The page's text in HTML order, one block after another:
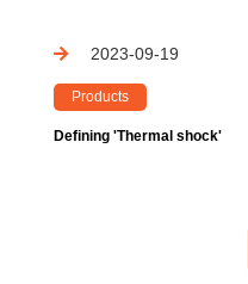
2023-09-19
Products
Defining 'Thermal shock'